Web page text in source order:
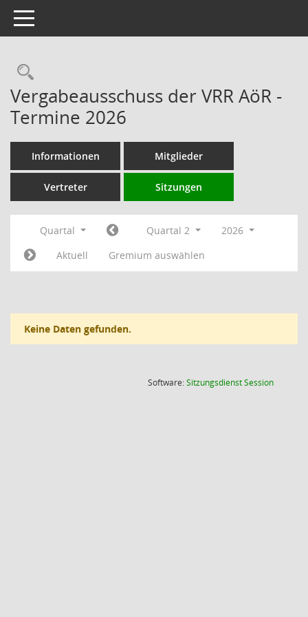
Toggle navigation
Rechercheauswahl
Vergabeausschuss der VRR AöR -
Termine 2026
Informationen Mitglieder
Vertreter Sitzungen
Quartal Quartal 2
2026
Aktuell
Gremium auswählen
Keine Daten gefunden.
Software:SitzungsdienstSession(Wird in